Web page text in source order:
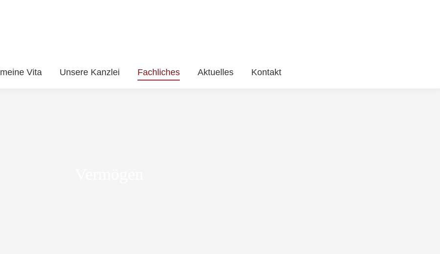
meine Vita Unsere Kanzlei Fachliches Aktuelles Kontakt